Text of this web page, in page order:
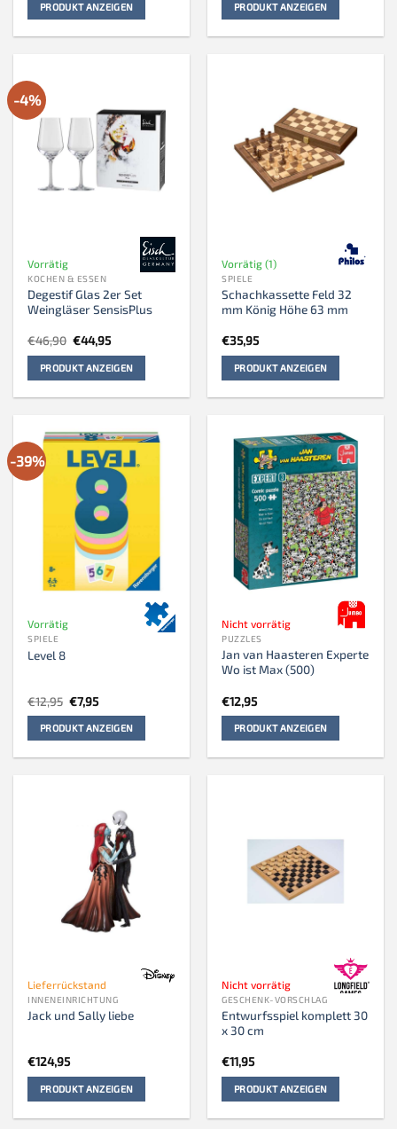
PRODUKT ANZEIGEN PRODUKT ANZEIGEN
-4%
Vorrätig
KOCHEN & ESSEN
Degestif Glas 2er Set
Weingläser SensisPlus
€46,90 Ursprünglicher
Preis
war:
€46,90
€44,95Aktueller
ist:
€44,95.
PRODUKT ANZEIGEN
Vorrätig (1)
SPIELE
Schachkassette Feld 32
mm König Höhe 63 mm
€35,95
PRODUKT ANZEIGEN
-39%
Vorrätig
SPIELE
Level 8
€12,95 Ursprünglicher
Preis
war:
€12,95
€7,95Aktueller
ist:
€7,95.
PRODUKT ANZEIGEN
Nicht vorrätig
PUZZLES
Jan van Haasteren Experte
Wo ist Max (500)
€12,95
PRODUKT ANZEIGEN
Lieferrückstand
INNENEINRICHTUNG
Jack und Sally liebe
€124,95
PRODUKT ANZEIGEN
Nicht vorrätig
GESCHENK-VORSCHLAG
Entwurfsspiel komplett 30
x 30 cm
€11,95
PRODUKT ANZEIGEN